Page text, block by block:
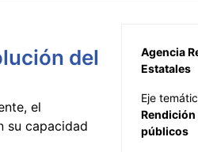
del
el
su capacidad
Agencia
Estatales
Eje
públicos